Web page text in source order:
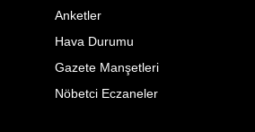
Anketler
Hava Durumu
Gazete Manşetleri
Nöbetci Eczaneler